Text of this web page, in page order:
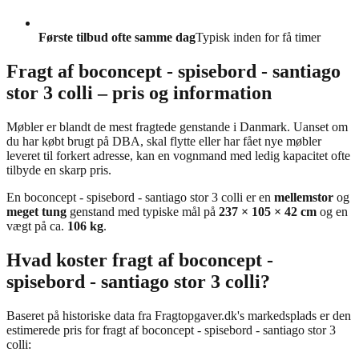
Første tilbud ofte samme dagTypisk inden for få timer
Fragt af boconcept - spisebord - santiago
stor 3 colli – pris og information
Møbler er blandt de mest fragtede genstande i Danmark. Uanset om
du har købt brugt på DBA, skal flytte eller har fået nye møbler
leveret til forkert adresse, kan en vognmand med ledig kapacitet ofte
tilbyde en skarp pris.
En boconcept - spisebord - santiago stor 3 colli er en mellemstor og
meget tung genstand med typiske mål på 237 × 105 × 42 cm og en
vægt på ca. 106 kg.
Hvad koster fragt af boconcept -
spisebord - santiago stor 3 colli?
Baseret på historiske data fra Fragtopgaver.dk's markedsplads er den
estimerede pris for fragt af boconcept - spisebord - santiago stor 3
colli: